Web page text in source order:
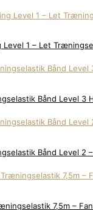
Level 1 – Let
Bånd Level 3
Bånd Level 2
7,5m –